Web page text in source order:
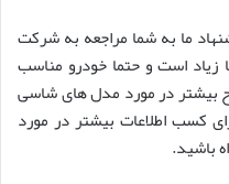
ما به شما مراجعه به شرکت
است و حتما خودرو مناسب
بیشتر در مورد مدل های شاسی
کسب اطلاعات بیشتر در مورد
باشید.